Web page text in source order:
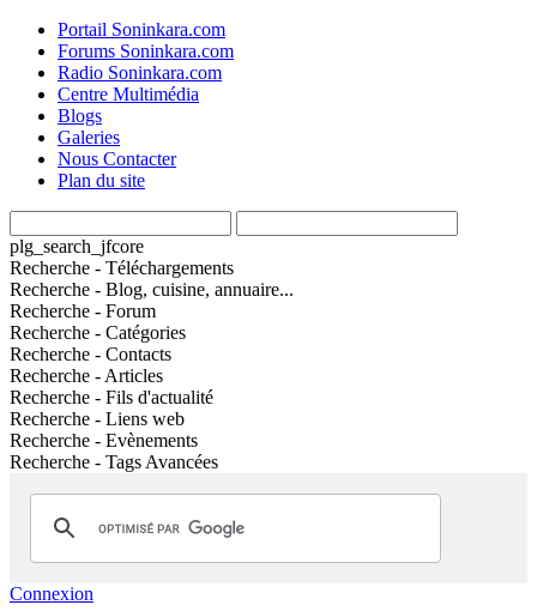
Portail Soninkara.com
Forums Soninkara.com
Radio Soninkara.com
Centre Multimédia
Blogs
Galeries
Nous Contacter
Plan du site
plg_search_jfcore
Recherche - Téléchargements
Recherche - Blog, cuisine, annuaire...
Recherche - Forum
Recherche - Catégories
Recherche - Contacts
Recherche - Articles
Recherche - Fils d'actualité
Recherche - Liens web
Recherche - Evènements
Recherche - Tags Avancées
Connexion